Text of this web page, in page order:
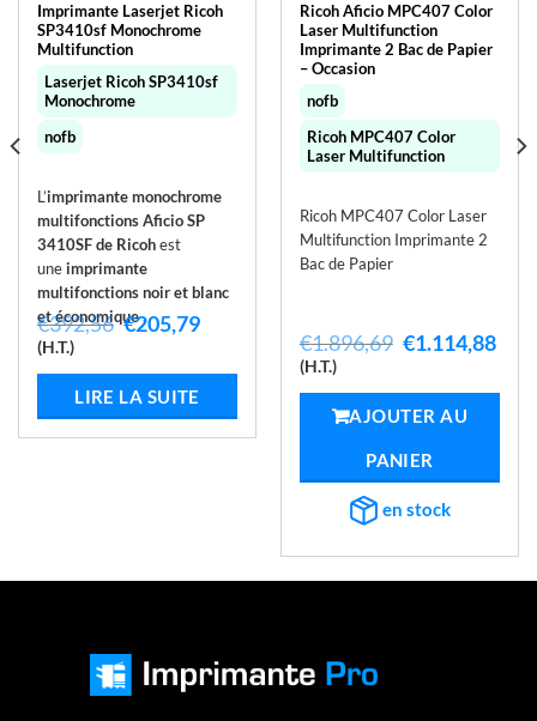
Imprimante Laserjet Ricoh
SP3410sf Monochrome
Multifunction
Laserjet Ricoh SP3410sf
Monochrome
nofb
L’imprimante monochrome
multifonctions Aficio SP
3410SF de Ricohest
uneimprimante
multifonctions noir et blanc
et économique.
€392,56 Le
était :
€392,56.
€205,79Le
(H.T.)
LIRE LA SUITE
Ricoh Aficio MPC407 Color
Laser Multifunction
Imprimante 2 Bac de Papier
– Occasion
nofb
Ricoh MPC407 Color
Laser Multifunction
Ricoh MPC407 Color Laser
Multifunction Imprimante 2
Bac de Papier
€1.896,69 Le
était :
€1.896,69.
€1.114,88Le
(H.T.)
AJOUTER AU
PANIER
en stock